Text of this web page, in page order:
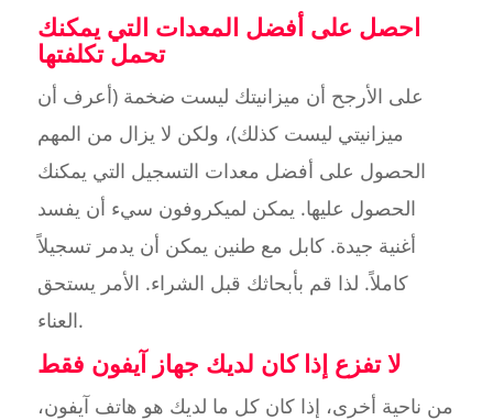
احصل على أفضل المعدات التي يمكنك
تحمل تكلفتها
على الأرجح أن ميزانيتك ليست ضخمة (أعرف أن
ميزانيتي ليست كذلك)، ولكن لا يزال من المهم
الحصول على أفضل معدات التسجيل التي يمكنك
الحصول عليها. يمكن لميكروفون سيء أن يفسد
أغنية جيدة. كابل مع طنين يمكن أن يدمر تسجيلاً
كاملاً. لذا قم بأبحاثك قبل الشراء. الأمر يستحق
العناء.
لا تفزع إذا كان لديك جهاز آيفون فقط
من ناحية أخرى، إذا كان كل ما لديك هو هاتف آيفون،